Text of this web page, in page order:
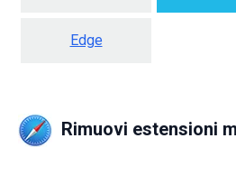
Edge
Rimuovi estensioni